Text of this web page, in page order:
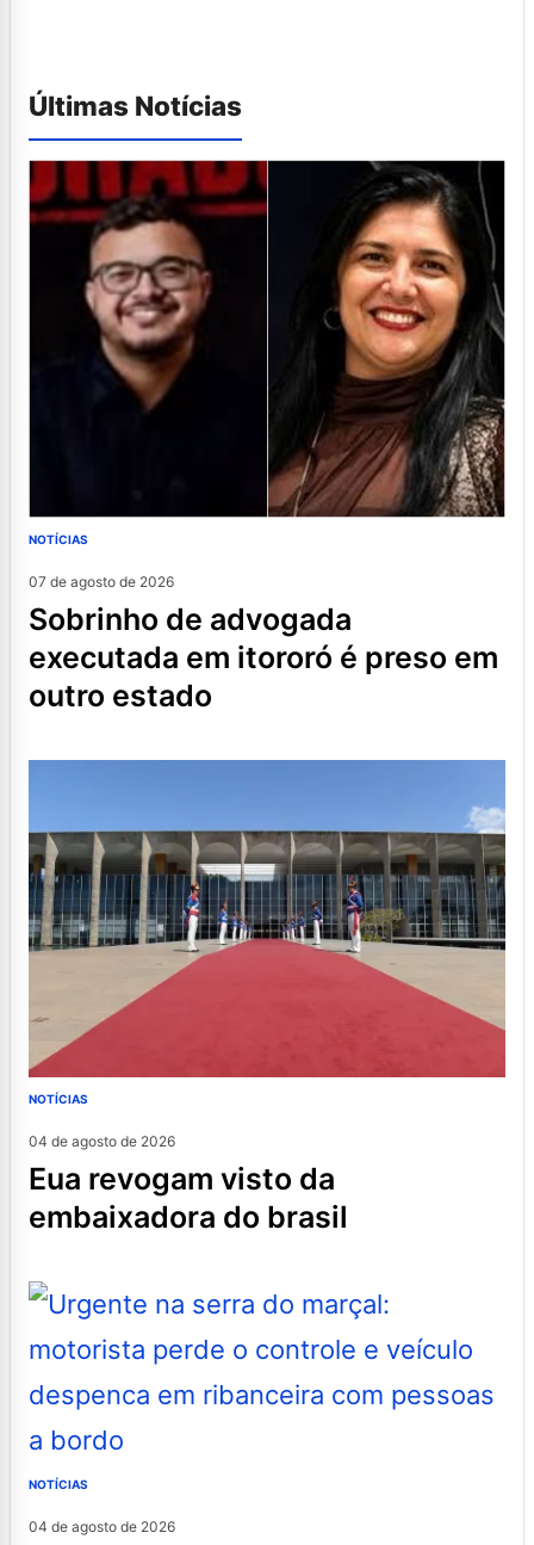
Últimas Notícias
NOTÍCIAS
07 de agosto de 2026
sobrinho de advogada
executada em itororó é preso em
outro estado
NOTÍCIAS
04 de agosto de 2026
eua revogam visto da
embaixadora do brasil
NOTÍCIAS
04 de agosto de 2026